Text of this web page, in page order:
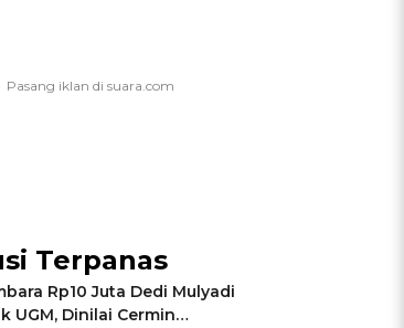
Terpanas
Rp10 Juta Dedi Mulyadi
UGM, Dinilai Cermin